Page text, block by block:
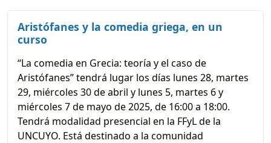
Aristófanes y la comedia griega, en un
curso
“La comedia en Grecia: teoría y el caso de
Aristófanes” tendrá lugar los días lunes 28, martes
29, miércoles 30 de abril y lunes 5, martes 6 y
miércoles 7 de mayo de 2025, de 16:00 a 18:00.
Tendrá modalidad presencial en la FFyL de la
UNCUYO. Está destinado a la comunidad